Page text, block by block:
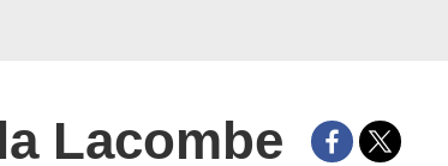
Lacombe